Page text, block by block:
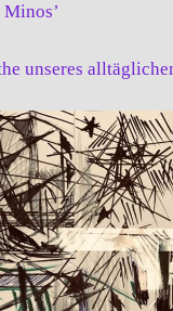
unseres